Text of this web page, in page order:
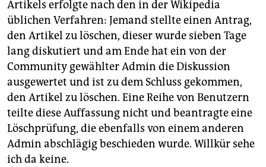
Artikels erfolgte nach den in der Wikipedia
üblichen Verfahren: Jemand stellte einen Antrag,
den Artikel zu löschen, dieser wurde sieben Tage
lang diskutiert und am Ende hat ein von der
Community gewählter Admin die Diskussion
ausgewertet und ist zu dem Schluss gekommen,
den Artikel zu löschen. Eine Reihe von Benutzern
teilte diese Auffassung nicht und beantragte eine
Löschprüfung, die ebenfalls von einem anderen
Admin abschlägig beschieden wurde. Willkür sehe
ich da keine.